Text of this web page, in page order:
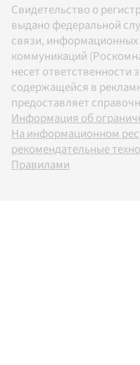
Свидетельство о
выдано федеральной
связи, информационных
коммуникаций
несет
содержащейся в
предоставляет
Информация об
На информационном
рекомендательные
Правилами